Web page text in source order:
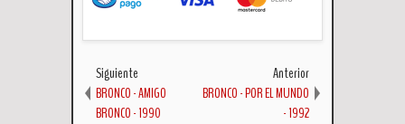
Siguiente
BRONCO - AMIGO
BRONCO - 1990
Anterior
BRONCO - POR EL MUNDO
- 1992